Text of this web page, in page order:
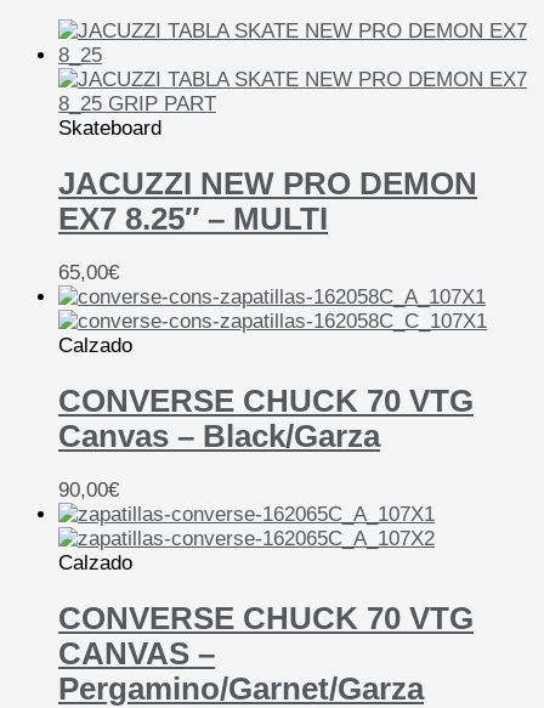
Skateboard
JACUZZI NEW PRO DEMON
EX7 8.25″ – MULTI
65,00€
Calzado
CONVERSE CHUCK 70 VTG
Canvas – Black/Garza
90,00€
Calzado
CONVERSE CHUCK 70 VTG
CANVAS –
Pergamino/Garnet/Garza